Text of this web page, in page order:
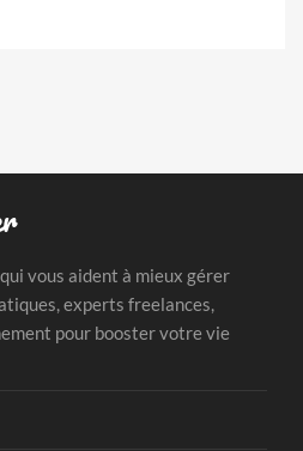
vous aident à mieux gérer
experts freelances,
pour booster votre vie